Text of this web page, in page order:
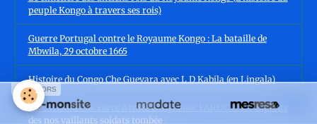
peuple Kongo à travers ses rois)
Guerre Portugal contre le Royaume Kongo : La bataille de
Mbwila, 29 octobre 1665
Histoire du Congo Che Guevara avec L D Kabila (en Lingala)
RDC Histoire de Force Armée Congolaise FARDC et les exploits
des nos vaillants soldats tombée
SPONSORS